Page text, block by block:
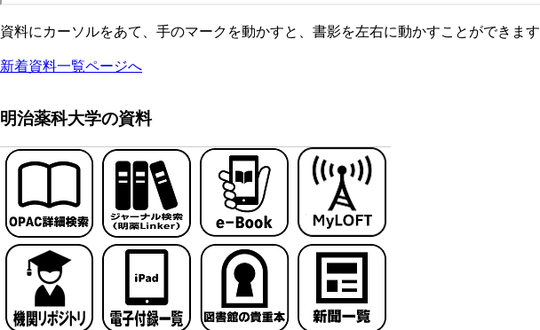
資料にカーソルをあて、手のマークを動かすと、書影を左右に動かすことができます
新着資料一覧ページへ
明治薬科大学の資料